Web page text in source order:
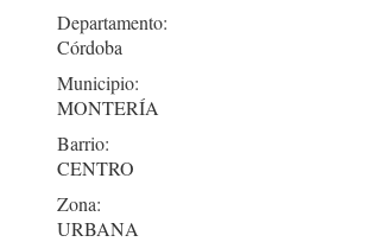
Departamento:
Córdoba
Municipio:
MONTERÍA
Barrio:
CENTRO
Zona:
URBANA